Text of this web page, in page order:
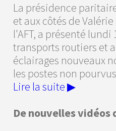
La présidence
et aux côtés de
l'AFT, a présenté
transports routiers et
éclairages nouveaux
les postes non
Lire la suite ▶
De nouvelles